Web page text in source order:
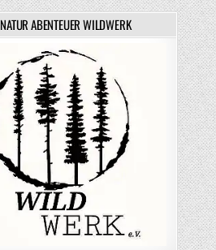
NATUR ABENTEUER WILDWERK